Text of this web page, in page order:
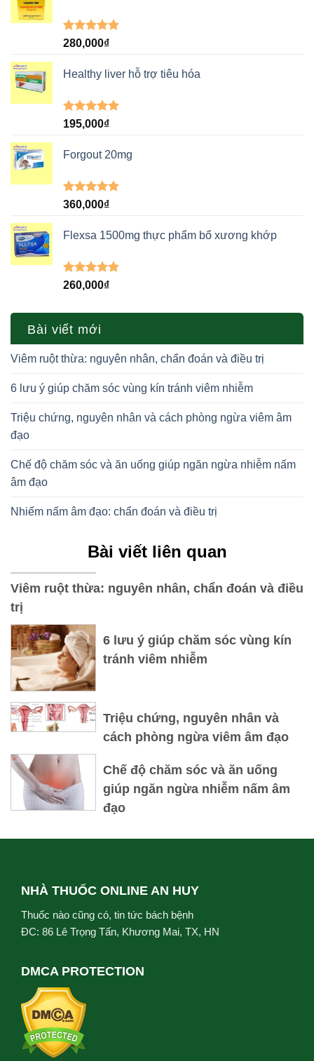
Được xếp
280,000₫
Healthy liver hỗ trợ tiêu hóa
Được xếp
195,000₫
Forgout 20mg
Được xếp
360,000₫
Flexsa 1500mg thực phẩm bổ xương khớp
Được xếp
260,000₫
Bài viết mới
Viêm ruột thừa: nguyên nhân, chẩn đoán và điều trị
6 lưu ý giúp chăm sóc vùng kín tránh viêm nhiễm
Triệu chứng, nguyên nhân và cách phòng ngừa viêm âm
đạo
Chế độ chăm sóc và ăn uống giúp ngăn ngừa nhiễm nấm
âm đạo
Nhiếm nấm âm đạo: chẩn đoán và điều trị
Bài viết liên quan
Viêm ruột thừa: nguyên nhân, chẩn đoán và điều
trị
6 lưu ý giúp chăm sóc vùng kín
tránh viêm nhiễm
Triệu chứng, nguyên nhân và
cách phòng ngừa viêm âm đạo
Chế độ chăm sóc và ăn uống
giúp ngăn ngừa nhiễm nấm âm
đạo
NHÀ THUỐC ONLINE AN HUY
Thuốc nào cũng có, tin tức bách bệnh
ĐC: 86 Lê Trọng Tấn, Khương Mai, TX, HN
DMCA PROTECTION